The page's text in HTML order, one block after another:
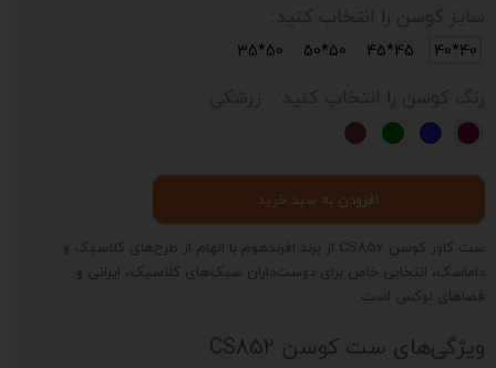
ست کاور کوسن CS852 از برند افرندهوم با الهام از طرح‌های کلاسیک و
داماسک، انتخابی خاص برای دوست‌داران سبک‌های کلاسیک، ایرانی و
فضاهای لوکس است.
ویژگی‌های ست کوسن CS852
40*40
45*45
50*50
50*35
افزودن به سبد خرید